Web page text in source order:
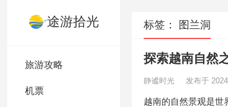
途游拾光
旅游攻略
机票
标签： 图兰洞
探索越南自然
静谧时光 发布于
越南的自然景观是世